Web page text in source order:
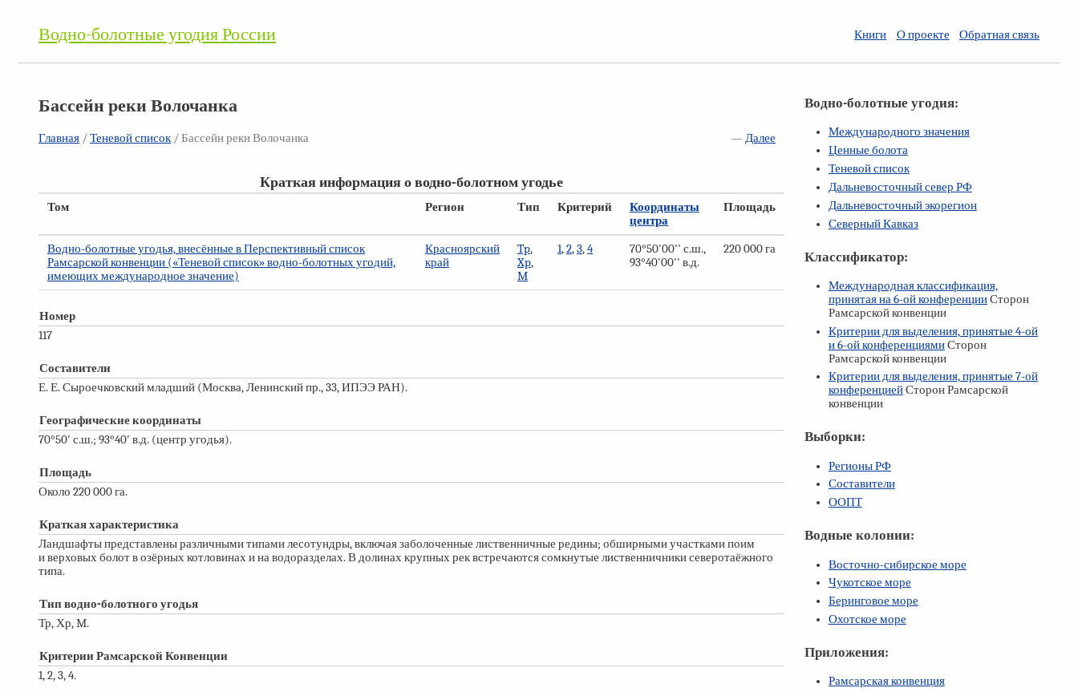
Водно-болотные угодия России Книги О проекте Обратная связь
Бассейн реки Волочанка
Главная / —Далее
Теневой список/ Бассейн реки Волочанка
Краткая информация о водно-болотном угодье
Том Регион Тип Критерий
Координаты
центра
Площадь
Водно-болотные угодья, внесённые в Перспективный список
Рамсарской конвенции («Теневой список» водно-болотных угодий,
имеющих международное значение)
Красноярский
край
Tp,
Xp,
M
1,2,3,4
70°50'00'' с.ш.,
93°40'00'' в.д.
220 000 га
Номер
117
Составители
Е. Е. Сыроечковский младший (Москва, Ленинский пр., 33, ИПЭЭ РАН).
Географические координаты
70°50′ с.ш.; 93°40′ в.д. (центр угодья).
Площадь
Около 220 000 га.
Краткая характеристика
Ландшафты представлены различными типами лесотундры, включая заболоченные лиственничные редины; обширными участками поим
и верховых болот в озёрных котловинах и на водоразделах. В долинах крупных рек встречаются сомкнутые лиственничники северотаёжного
типа.
Тип водно-болотного угодья
Тр, Хр, M.
Критерии Рамсарской Конвенции
1, 2, 3, 4.
Водно-болотные угодия:
Международного значения
Ценные болота
Теневой список
Дальневосточный север РФ
Дальневосточный экорегион
Северный Кавказ
Классификатор:
Международная классификация,
принятая на6-ойконференцииСторон
Рамсарской конвенции
Критерии для выделения, принятые 4-ой
и6-ойконференциямиСторон
Рамсарской конвенции
Критерии для выделения, принятые 7-ой
конференциейСторон Рамсарской
конвенции
Выборки:
Регионы РФ
Составители
ООПТ
Водные колонии:
Восточно-сибирское море
Чукотское море
Беринговое море
Охотское море
Приложения:
Рамсарская конвенция